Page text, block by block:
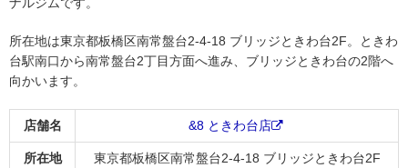
ナルジムです。
所在地は東京都板橋区南常盤台2-4-18 ブリッジときわ台2F。ときわ
台駅南口から南常盤台2丁目方面へ進み、ブリッジときわ台の2階へ
向かいます。
店舗名 &8 ときわ台店
所在地 東京都板橋区南常盤台2-4-18 ブリッジときわ台2F